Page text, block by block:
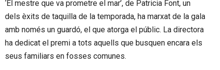
‘El mestre que va prometre el mar’, de Patricia Font, un
dels èxits de taquilla de la temporada, ha marxat de la gala
amb només un guardó, el que atorga el públic. La directora
ha dedicat el premi a tots aquells que busquen encara els
seus familiars en fosses comunes.